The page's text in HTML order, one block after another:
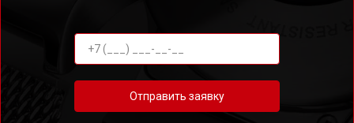
Отправить заявку